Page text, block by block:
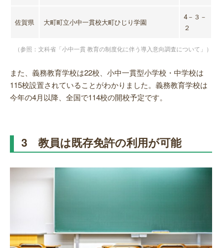
佐賀県 大町町立小中一貫校大町ひじり学園
4－３－
２
（参照：文科省「小中一貫 教育の制度化に伴う導入意向調査について」）
また、義務教育学校は22校、小中一貫型小学校・中学校は
115校設置されていることがわかりました。義務教育学校は
今年の4月以降、全国で114校の開校予定です。
3 教員は既存免許の利用が可能